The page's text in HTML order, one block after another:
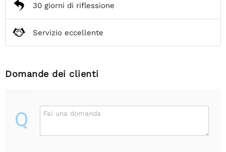
30 giorni di riflessione
Servizio eccellente
Domande dei clienti
Q Fai una domanda